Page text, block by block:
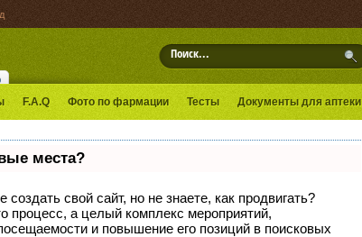
F.A.Q Фото по фармации Тесты Документы для аптеки
места?
свой сайт, но не знаете, как продвигать?
процесс, а целый комплекс мероприятий,
и повышение его позиций в поисковых